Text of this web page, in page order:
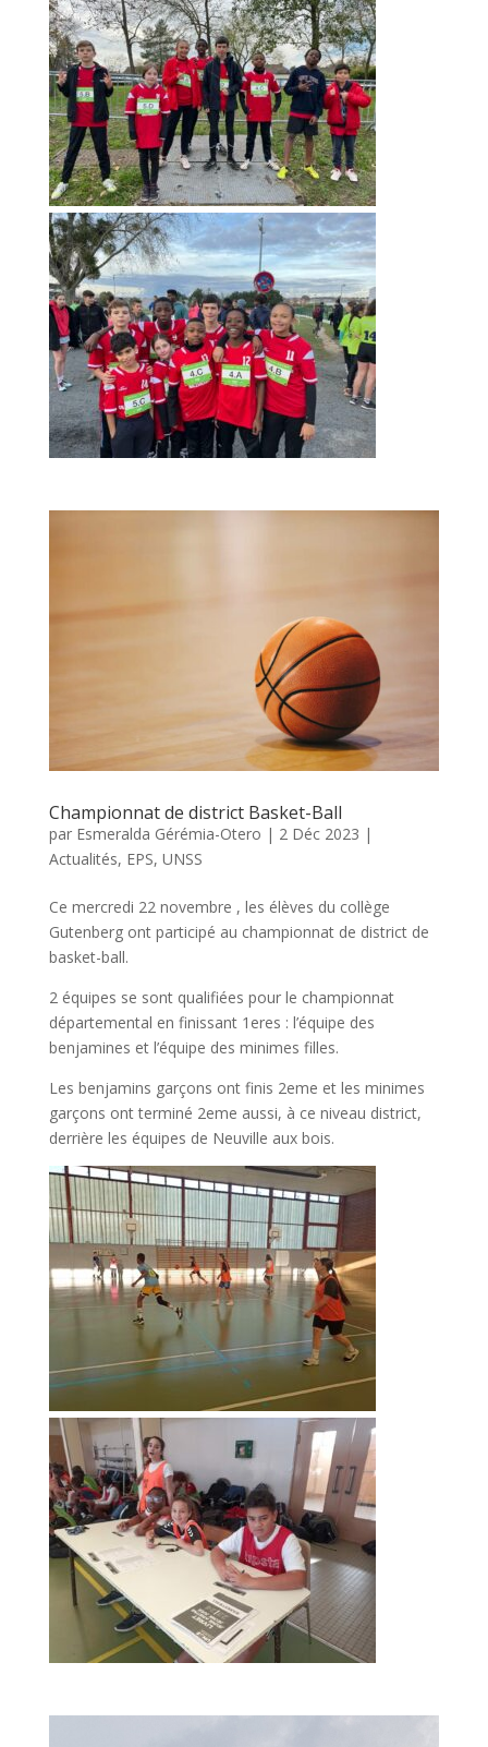
Championnat de district Basket-Ball
par Esmeralda Gérémia-Otero | 2 Déc 2023 |
Actualités, EPS, UNSS
Ce mercredi 22 novembre , les élèves du collège
Gutenberg ont participé au championnat de district de
basket-ball.
2 équipes se sont qualifiées pour le championnat
départemental en finissant 1eres : l’équipe des
benjamines et l’équipe des minimes filles.
Les benjamins garçons ont finis 2eme et les minimes
garçons ont terminé 2eme aussi, à ce niveau district,
derrière les équipes de Neuville aux bois.